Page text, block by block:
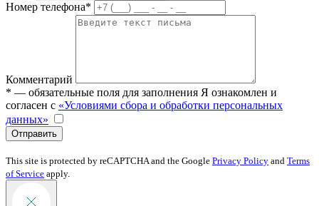
Номер телефона*
Комментарий
* — обязательные поля для заполнения Я ознакомлен и
согласен с «Условиями сбора и обработки персональных
данных»
Отправить
This site is protected by reCAPTCHA and the Google Privacy Policy and Terms
of Service apply.